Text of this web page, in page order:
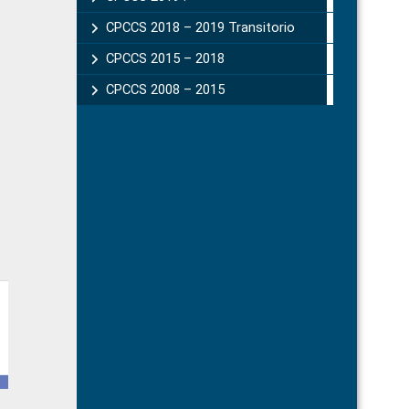
CPCCS 2018 – 2019 Transitorio
CPCCS 2015 – 2018
CPCCS 2008 – 2015